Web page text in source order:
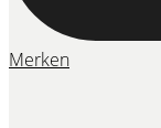
Merken